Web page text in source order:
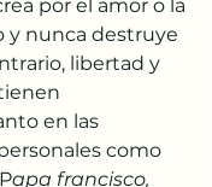
por el amor o la
y nunca destruye
libertad y
en las
como
apa francisco,